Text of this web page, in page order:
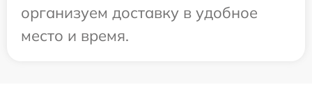
организуем доставку в удобное
место и время.